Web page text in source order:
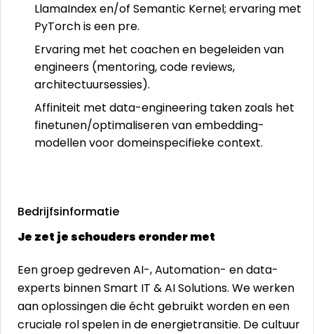
LlamaIndex en/of Semantic Kernel; ervaring met
PyTorch is een pre.
Ervaring met het coachen en begeleiden van
engineers (mentoring, code reviews,
architectuursessies).
Affiniteit met data-engineering taken zoals het
finetunen/optimaliseren van embedding-
modellen voor domeinspecifieke context.
Bedrijfsinformatie
Je zet je schouders eronder met
Een groep gedreven AI-, Automation- en data-
experts binnen Smart IT & AI Solutions. We werken
aan oplossingen die écht gebruikt worden en een
cruciale rol spelen in de energietransitie. De cultuur